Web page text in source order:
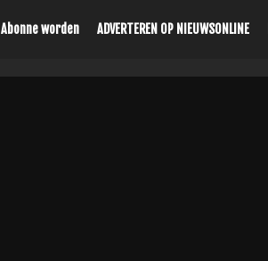
Abonne worden ADVERTEREN OP NIEUWSONLINE